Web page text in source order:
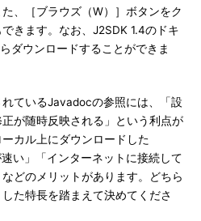
、［ブラウズ（W）］ボタンをク
きます。なお、J2SDK 1.4のドキ
ダウンロードすることができま
ているJavadocの参照には、「設
が随時反映される」という利点が
カル上にダウンロードした
い」「インターネットに接続して
どのメリットがあります。どちら
た特長を踏まえて決めてくださ